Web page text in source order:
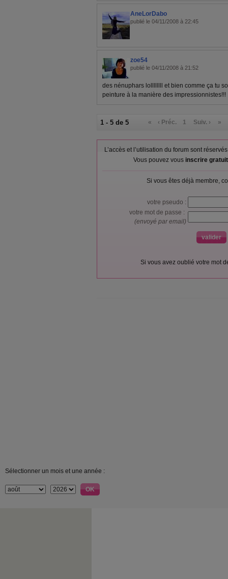
AneLorDabo
publié le 04/11/2008 à 22:45
zoe54
publié le 04/11/2008 à 21:52
des nénuphars lollllllll et bien comme ça tu
peinture à la manière des impressionnistes!!!
1 - 5 de 5 « ‹ Préc. 1 Suiv. › »
L’accès et l’utilisation du forum sont
Vous pouvez vous inscrire
Si vous êtes déjà membre,
votre pseudo :
votre mot de passe :
(envoyé par email)
Si vous avez oublié votre mot
Sélectionner un mois et une année :